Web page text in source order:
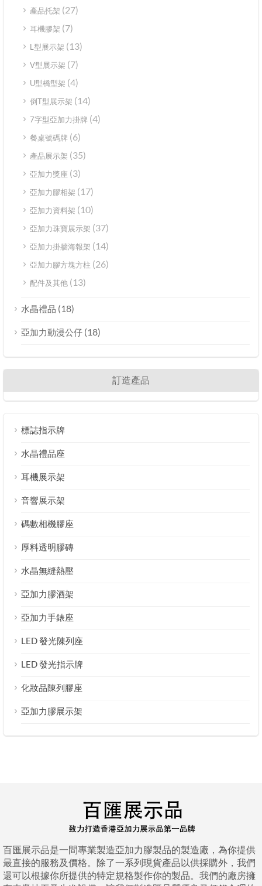
產品托架 (27)
耳機膠架 (7)
L型展示架 (13)
V型展示架 (7)
U型橋型架 (4)
倒T型展示架 (14)
7字型亞加力掛牌 (4)
餐桌號碼牌 (6)
產品展示架 (35)
亞加力獎座 (3)
亞加力膠相架 (17)
亞加力資料架 (10)
亞加力珠寶展示架 (37)
亞加力掛牆海報架 (14)
亞加力膠方塊方柱 (26)
配件及其他 (13)
水晶禮品 (18)
亞加力動漫公仔 (18)
訂造產品
標誌指示牌
水晶禮品座
耳機展示架
音響展示架
碼數相機膠座
厚料透明膠磚
水晶無縫熱壓
亞加力膠酒架
亞加力手錶座
LED 發光陳列座
LED 發光指示牌
化妝品陳列膠座
亞加力膠展示架
百匯展示品是一間專業製造亞加力膠製品的製造廠，為你提供
最直接的服務及價格。除了一系列現貨產品以供採購外，我們
還可以根據你所提供的特定規格製作你的製品。我們的廠房擁